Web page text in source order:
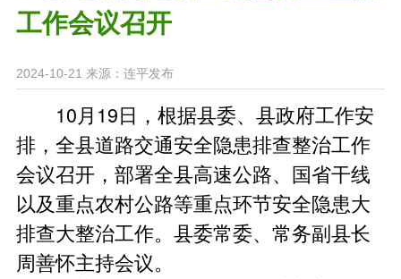
工作会议召开
2024-10-21 来源：连平发布
10月19日，根据县委、县政府工作安
排，全县道路交通安全隐患排查整治工作
会议召开，部署全县高速公路、国省干线
以及重点农村公路等重点环节安全隐患大
排查大整治工作。县委常委、常务副县长
周善怀主持会议。